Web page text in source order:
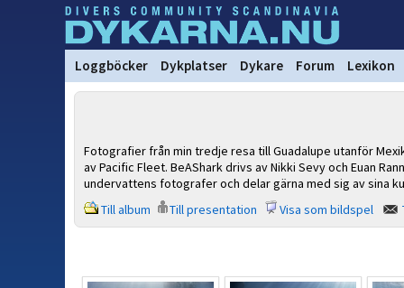
Loggböcker Dykplatser Dykare Forum Lexikon
Fotografier från min tredje resa till Guadalupe utanför
av Pacific Fleet. BeAShark drivs av Nikki Sevy och Euan
undervattens fotografer och delar gärna med sig av sina
Till album
Till presentation Visa som bildspel